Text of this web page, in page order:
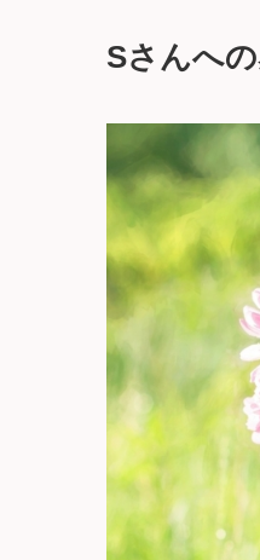
Sさんへ